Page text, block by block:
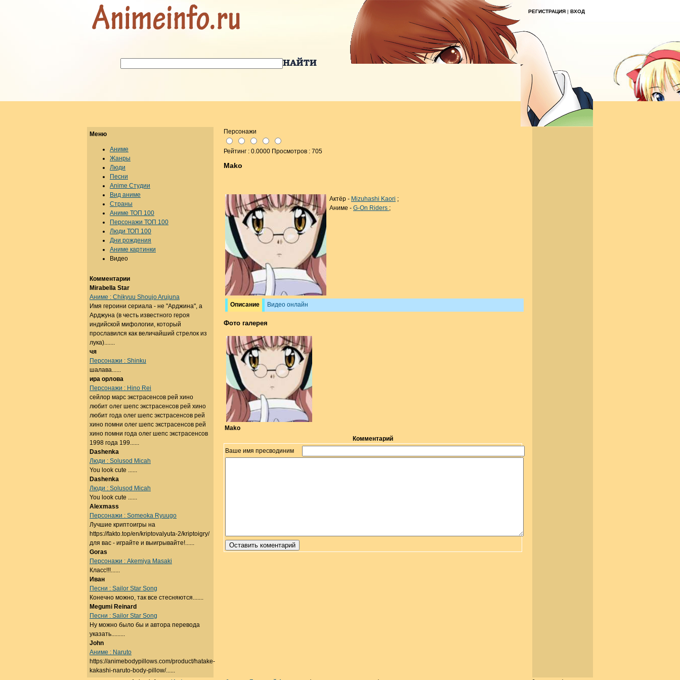
РЕГИСТРАЦИЯ | ВХОД
Персонажи
Рейтинг : 0.0000 Просмотров : 705
Mako
Актёр - Mizuhashi Kaori ;
Аниме - G-On Riders ;
Описание Видео онлайн
Фото галерея
Mako
Комментарий
Ваше имя пресводиним
Меню
Аниме
Жанры
Люди
Песни
Anime Студии
Вид аниме
Страны
Аниме ТОП 100
Персонажи ТОП 100
Люди ТОП 100
Дни рождения
Аниме картинки
Видео
Комментарии
Mirabella Star
Аниме : Chikyuu Shoujo Arujuna
Имя героини сериала - не "Арджина", а
Арджуна (в честь известного героя
индийской мифологии, который
прославился как величайший стрелок из
лука).......
чя
Персонажи : Shinku
шалава......
ира орлова
Персонажи : Hino Rei
сейлор марс экстрасенсов рей хино
любит олег шепс экстрасенсов рей хино
любит года олег шепс экстрасенсов рей
хино помни олег шепс экстрасенсов рей
хино помни года олег шепс экстрасенсов
1998 года 199......
Dashenka
Люди : Solusod Micah
You look cute ......
Dashenka
Люди : Solusod Micah
You look cute ......
Alexmass
Персонажи : Someoka Ryuugo
Лучшие криптоигры на
https://fakto.top/en/kriptovalyuta-2/kriptoigry/
для вас - играйте и выигрывайте!......
Goras
Персонажи : Akemiya Masaki
Класс!!!......
Иван
Песни : Sailor Star Song
Конечно можно, так все стесняются.......
Megumi Reinard
Песни : Sailor Star Song
Ну можно было бы и автора перевода
указать.........
John
Аниме : Naruto
https://animebodypillows.com/product/hatake-
kakashi-naruto-body-pillow/......